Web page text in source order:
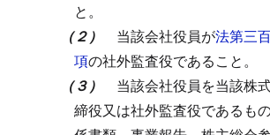
と。
（２） 当該会社役員が法第三
項の社外監査役であること。
（３） 当該会社役員を当該株
締役又は社外監査役であるも